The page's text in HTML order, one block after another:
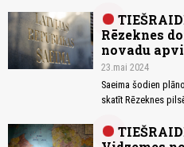
Rēzeknes
novadu
23.mai 2024
Saeima šodien
skatīt Rēzeknes